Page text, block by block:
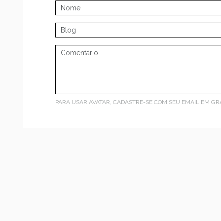
PARA USAR AVATAR, CADASTRE-SE COM SEU EMAIL EM